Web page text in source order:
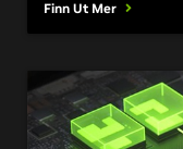
Finn Ut Mer